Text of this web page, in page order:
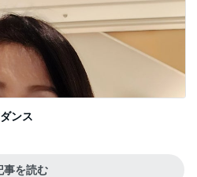
ンス
事を読む